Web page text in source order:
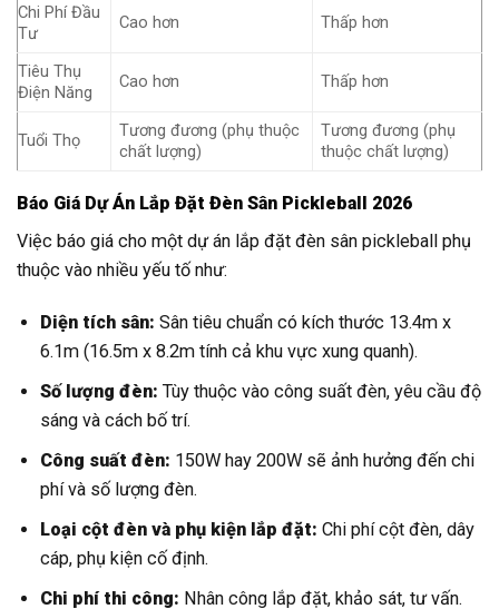
Chi Phí Đầu
Tư
Cao hơn Thấp hơn
Tiêu Thụ
Điện Năng
Cao hơn Thấp hơn
Tuổi Thọ
Tương đương (phụ thuộc
chất lượng)
Tương đương (phụ
thuộc chất lượng)
Báo Giá Dự Án Lắp Đặt Đèn Sân Pickleball 2026
Việc báo giá cho một dự án lắp đặt đèn sân pickleball phụ
thuộc vào nhiều yếu tố như:
Diện tích sân: Sân tiêu chuẩn có kích thước 13.4m x
6.1m (16.5m x 8.2m tính cả khu vực xung quanh).
Số lượng đèn: Tùy thuộc vào công suất đèn, yêu cầu độ
sáng và cách bố trí.
Công suất đèn: 150W hay 200W sẽ ảnh hưởng đến chi
phí và số lượng đèn.
Loại cột đèn và phụ kiện lắp đặt: Chi phí cột đèn, dây
cáp, phụ kiện cố định.
Chi phí thi công: Nhân công lắp đặt, khảo sát, tư vấn.